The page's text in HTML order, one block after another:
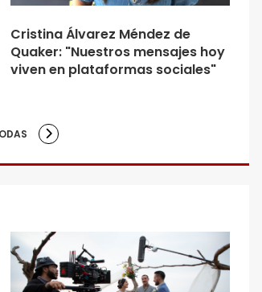
Cristina Álvarez Méndez de
Quaker: "Nuestros mensajes hoy
viven en plataformas sociales"